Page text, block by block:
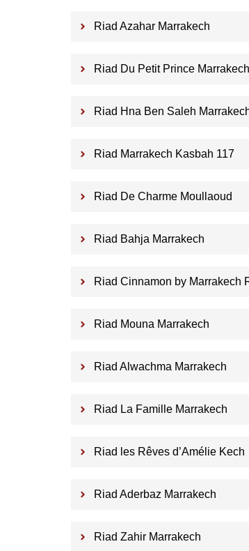
Riad Azahar Marrakech
Riad Du Petit Prince Marrakech
Riad Hna Ben Saleh
Riad Marrakech Kasbah 117
Riad De Charme Moullaoud
Riad Bahja Marrakech
Riad Cinnamon by Marrakech
Riad Mouna Marrakech
Riad Alwachma Marrakech
Riad La Famille Marrakech
Riad les Rêves d’Amélie Kech
Riad Aderbaz Marrakech
Riad Zahir Marrakech